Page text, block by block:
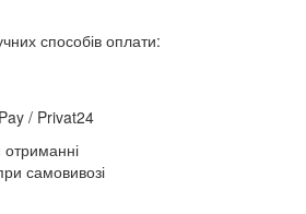
способів оплати:
/ Privat24
отриманні
самовивозі